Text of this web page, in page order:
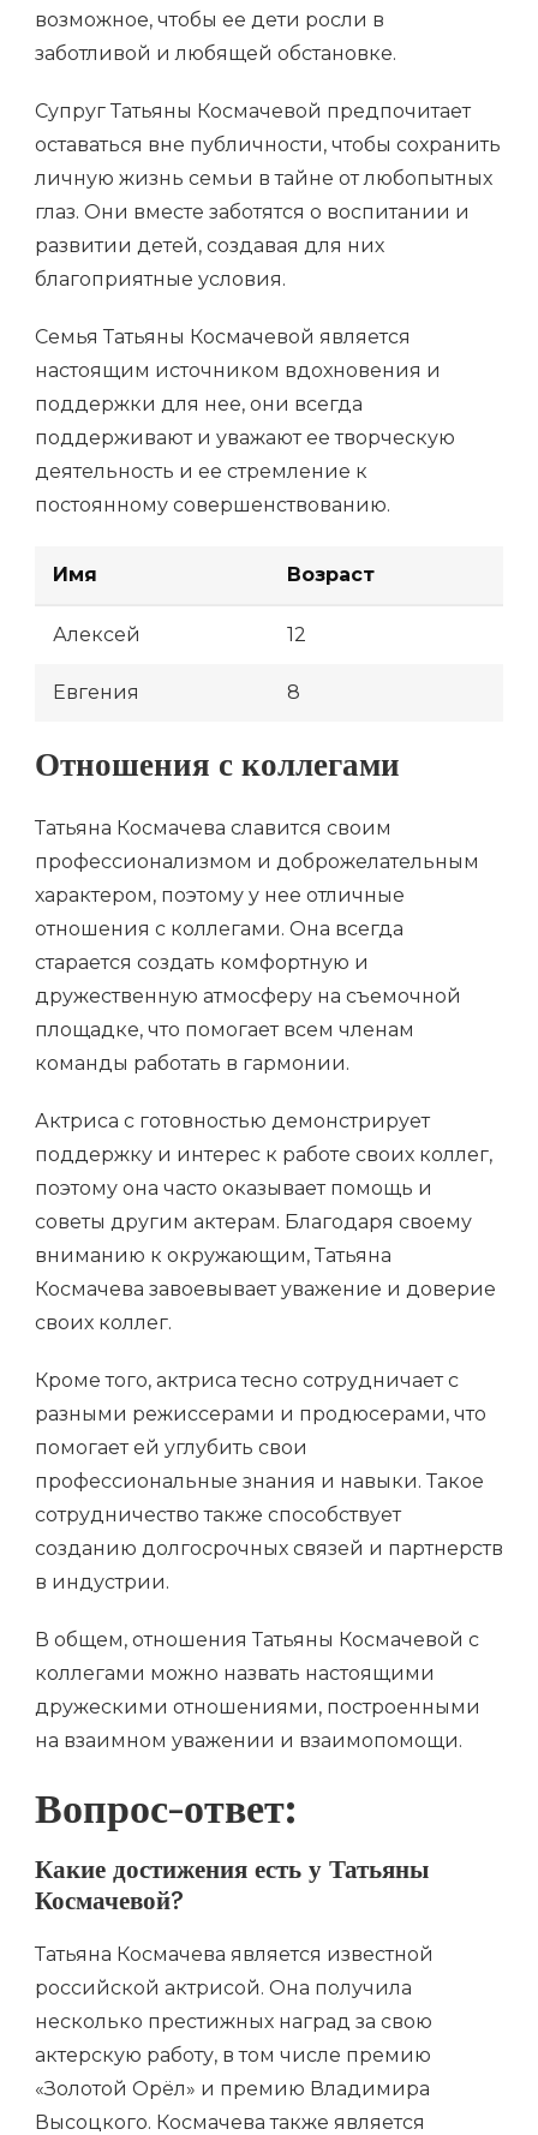
возможное, чтобы ее дети росли в
заботливой и любящей обстановке.
Супруг Татьяны Космачевой предпочитает
оставаться вне публичности, чтобы сохранить
личную жизнь семьи в тайне от любопытных
глаз. Они вместе заботятся о воспитании и
развитии детей, создавая для них
благоприятные условия.
Семья Татьяны Космачевой является
настоящим источником вдохновения и
поддержки для нее, они всегда
поддерживают и уважают ее творческую
деятельность и ее стремление к
постоянному совершенствованию.
Имя Возраст
Алексей 12
Евгения 8
Отношения с коллегами
Татьяна Космачева славится своим
профессионализмом и доброжелательным
характером, поэтому у нее отличные
отношения с коллегами. Она всегда
старается создать комфортную и
дружественную атмосферу на съемочной
площадке, что помогает всем членам
команды работать в гармонии.
Актриса с готовностью демонстрирует
поддержку и интерес к работе своих коллег,
поэтому она часто оказывает помощь и
советы другим актерам. Благодаря своему
вниманию к окружающим, Татьяна
Космачева завоевывает уважение и доверие
своих коллег.
Кроме того, актриса тесно сотрудничает с
разными режиссерами и продюсерами, что
помогает ей углубить свои
профессиональные знания и навыки. Такое
сотрудничество также способствует
созданию долгосрочных связей и партнерств
в индустрии.
В общем, отношения Татьяны Космачевой с
коллегами можно назвать настоящими
дружескими отношениями, построенными
на взаимном уважении и взаимопомощи.
Вопрос-ответ:
Какие достижения есть у Татьяны
Космачевой?
Татьяна Космачева является известной
российской актрисой. Она получила
несколько престижных наград за свою
актерскую работу, в том числе премию
«Золотой Орёл» и премию Владимира
Высоцкого. Космачева также является